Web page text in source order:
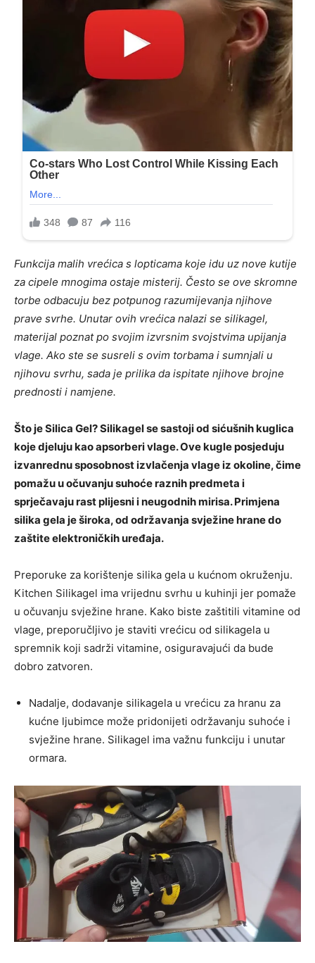
Funkcija malih vrećica s lopticama koje idu uz nove kutije
za cipele mnogima ostaje misterij. Često se ove skromne
torbe odbacuju bez potpunog razumijevanja njihove
prave svrhe. Unutar ovih vrećica nalazi se silikagel,
materijal poznat po svojim izvrsnim svojstvima upijanja
vlage. Ako ste se susreli s ovim torbama i sumnjali u
njihovu svrhu, sada je prilika da ispitate njihove brojne
prednosti i namjene.
Što je Silica Gel? Silikagel se sastoji od sićušnih kuglica
koje djeluju kao apsorberi vlage. Ove kugle posjeduju
izvanrednu sposobnost izvlačenja vlage iz okoline, čime
pomažu u očuvanju suhoće raznih predmeta i
sprječavaju rast plijesni i neugodnih mirisa. Primjena
silika gela je široka, od održavanja svježine hrane do
zaštite elektroničkih uređaja.
Preporuke za korištenje silika gela u kućnom okruženju.
Kitchen Silikagel ima vrijednu svrhu u kuhinji jer pomaže
u očuvanju svježine hrane. Kako biste zaštitili vitamine od
vlage, preporučljivo je staviti vrećicu od silikagela u
spremnik koji sadrži vitamine, osiguravajući da bude
dobro zatvoren.
Nadalje, dodavanje silikagela u vrećicu za hranu za
kućne ljubimce može pridonijeti održavanju suhoće i
svježine hrane. Silikagel ima važnu funkciju i unutar
ormara.